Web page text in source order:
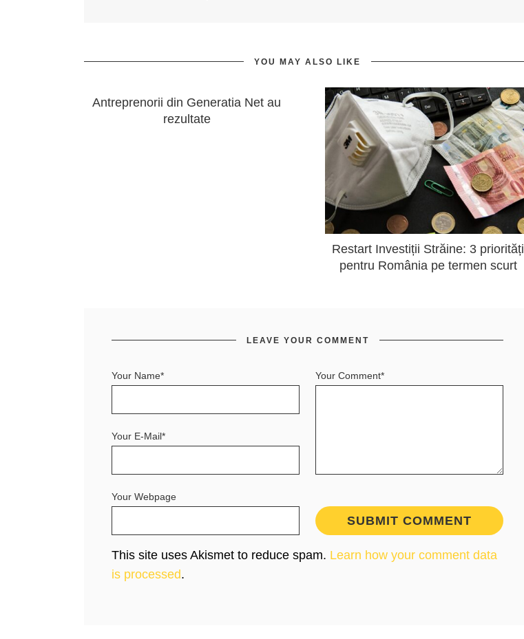
YOU MAY ALSO LIKE
Antreprenorii din Generatia Net au
rezultate
Restart Investiții Străine: 3 priorități
pentru România pe termen scurt
LEAVE YOUR COMMENT
Your Comment*
Your Name*
Your E-Mail*
Your Webpage
This site uses Akismet to reduce spam. Learn how your comment data
is processed.